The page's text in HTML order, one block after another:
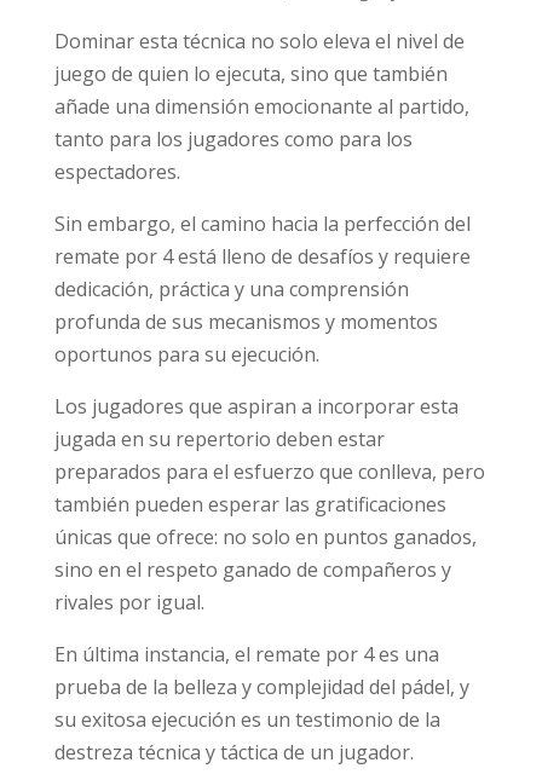
Dominar esta técnica no solo eleva el nivel de
juego de quien lo ejecuta, sino que también
añade una dimensión emocionante al partido,
tanto para los jugadores como para los
espectadores.
Sin embargo, el camino hacia la perfección del
remate por 4 está lleno de desafíos y requiere
dedicación, práctica y una comprensión
profunda de sus mecanismos y momentos
oportunos para su ejecución.
Los jugadores que aspiran a incorporar esta
jugada en su repertorio deben estar
preparados para el esfuerzo que conlleva, pero
también pueden esperar las gratificaciones
únicas que ofrece: no solo en puntos ganados,
sino en el respeto ganado de compañeros y
rivales por igual.
En última instancia, el remate por 4 es una
prueba de la belleza y complejidad del pádel, y
su exitosa ejecución es un testimonio de la
destreza técnica y táctica de un jugador.